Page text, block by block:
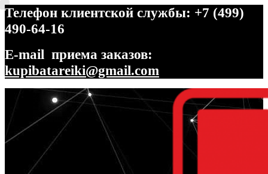
Телефон клиентской службы: +7 (499)
490-64-16
E-mail приема заказов:
kupibatareiki@gmail.com
Перейти
навигации
Перейти
содержимому